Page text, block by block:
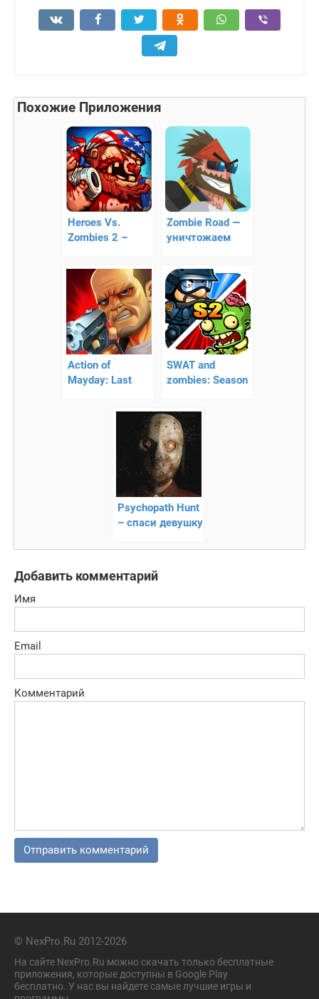
Похожие Приложения
Heroes Vs.
Zombies 2 –
зомби
Zombie Road —
уничтожаем
Action of
Mayday: Last
SWAT and
zombies: Season
борьба с зомби
Psychopath Hunt
– спаси девушку
Добавить комментарий
Имя
Email
Комментарий
© NexPro.Ru 2012-2026
На сайте NexPro.Ru можно скачать только бесплатные
приложения, которые доступны в Google Play
бесплатно. У нас вы найдете самые лучшие игры и